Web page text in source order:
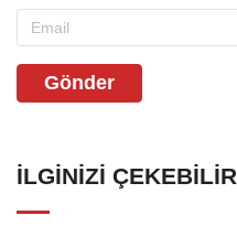
Gönder
İLGINIZI ÇEKEBILIR